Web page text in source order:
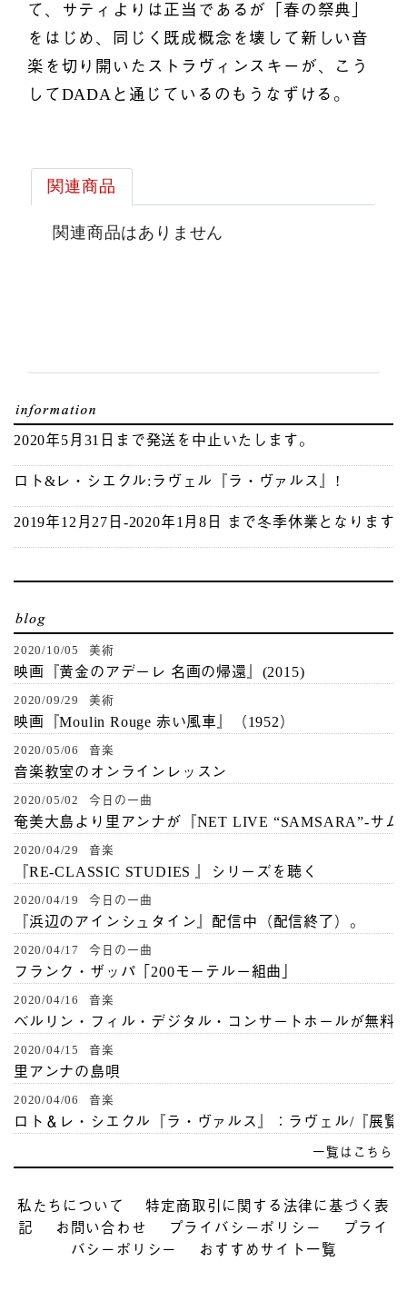
て、サティよりは正当であるが「春の祭典」
をはじめ、同じく既成概念を壊して新しい音
楽を切り開いたストラヴィンスキーが、こう
してDADAと通じているのもうなずける。
関連商品
関連商品はありません
2020年5月31日まで発送を中止いたします。
ロト&レ・シエクル:ラヴェル『ラ・ヴァルス』!
2019年12月27日-2020年1月8日 まで冬季休業となります
2020/10/05 美術
映画『黄金のアデーレ 名画の帰還』(2015)
2020/09/29 美術
映画『Moulin Rouge 赤い風車』（1952）
2020/05/06 音楽
音楽教室のオンラインレッスン
2020/05/02 今日の一曲
奄美大島より里アンナが『NET LIVE “SAMSARA”-サ
2020/04/29 音楽
『RE-CLASSIC STUDIES 』シリーズを聴く
2020/04/19 今日の一曲
『浜辺のアインシュタイン』配信中（配信終了）。
2020/04/17 今日の一曲
フランク・ザッパ「200モーテルー組曲」
2020/04/16 音楽
ベルリン・フィル・デジタル・コンサートホールが無料
2020/04/15 音楽
里アンナの島唄
2020/04/06 音楽
ロト＆レ・シエクル『ラ・ヴァルス』：ラヴェル/『展
一覧はこちら
私たちについて
特定商取引に関する法律に基づく表
記
お問い合わせ プライバシーポリシー
プライ
バシーポリシー
おすすめサイト一覧